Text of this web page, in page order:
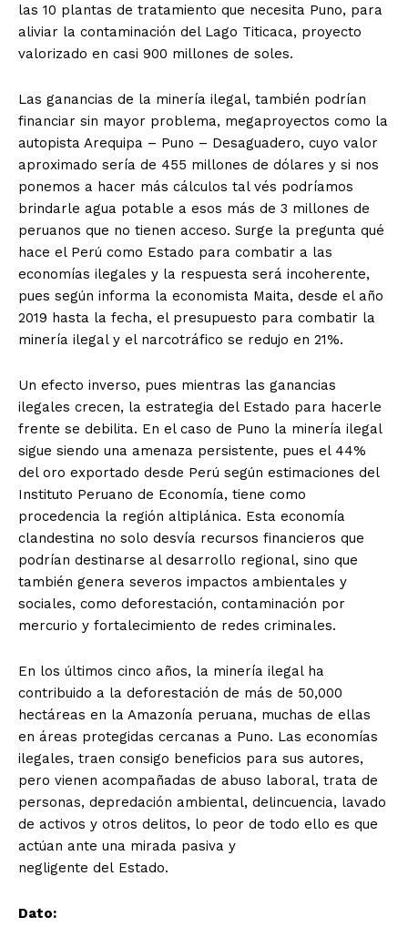
las 10 plantas de tratamiento que necesita Puno, para
aliviar la contaminación del Lago Titicaca, proyecto
valorizado en casi 900 millones de soles.
Las ganancias de la minería ilegal, también podrían
financiar sin mayor problema, megaproyectos como la
autopista Arequipa – Puno – Desaguadero, cuyo valor
aproximado sería de 455 millones de dólares y si nos
ponemos a hacer más cálculos tal vés podríamos
brindarle agua potable a esos más de 3 millones de
peruanos que no tienen acceso. Surge la pregunta qué
hace el Perú como Estado para combatir a las
economías ilegales y la respuesta será incoherente,
pues según informa la economista Maita, desde el año
2019 hasta la fecha, el presupuesto para combatir la
minería ilegal y el narcotráfico se redujo en 21%.
Un efecto inverso, pues mientras las ganancias
ilegales crecen, la estrategia del Estado para hacerle
frente se debilita. En el caso de Puno la minería ilegal
sigue siendo una amenaza persistente, pues el 44%
del oro exportado desde Perú según estimaciones del
Instituto Peruano de Economía, tiene como
procedencia la región altiplánica. Esta economía
clandestina no solo desvía recursos financieros que
podrían destinarse al desarrollo regional, sino que
también genera severos impactos ambientales y
sociales, como deforestación, contaminación por
mercurio y fortalecimiento de redes criminales.
En los últimos cinco años, la minería ilegal ha
contribuido a la deforestación de más de 50,000
hectáreas en la Amazonía peruana, muchas de ellas
en áreas protegidas cercanas a Puno. Las economías
ilegales, traen consigo beneficios para sus autores,
pero vienen acompañadas de abuso laboral, trata de
personas, depredación ambiental, delincuencia, lavado
de activos y otros delitos, lo peor de todo ello es que
actúan ante una mirada pasiva y
negligente del Estado.
Dato: